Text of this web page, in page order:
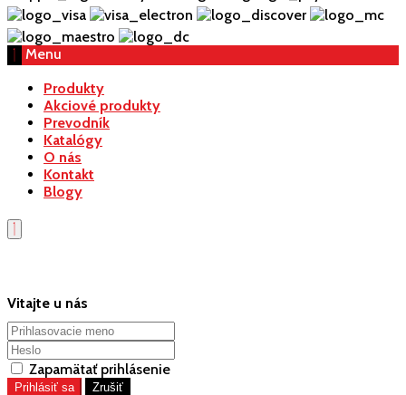
Menu
Produkty
Akciové produkty
Prevodník
Katalógy
O nás
Kontakt
Blogy
Vitajte u nás
Zapamätať prihlásenie